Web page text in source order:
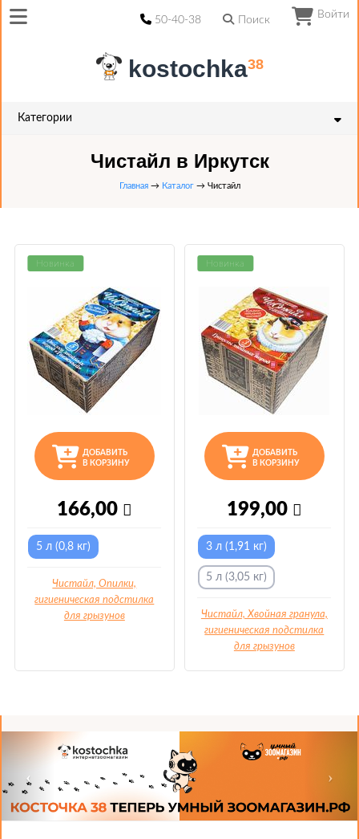
Войти
50-40-38 Поиск
kostochka38
Категории
Чистайл в Иркутск
Главная→ Каталог→ Чистайл
Новинка
ДОБАВИТЬ
В КОРЗИНУ
166,00
5 л (0,8 кг)
Чистайл, Опилки,
гигиеническая подстилка
для грызунов
Новинка
ДОБАВИТЬ
В КОРЗИНУ
199,00
3 л (1,91 кг)
5 л (3,05 кг)
Чистайл, Хвойная гранула,
гигиеническая подстилка
для грызунов